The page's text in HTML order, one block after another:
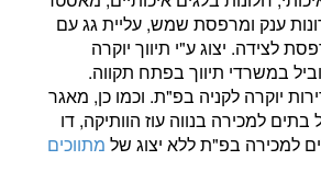
ענק ומרפסת שמש, עליית גג עם
לצידה. יצוג ע"י תיווך יוקרה
במשרדי תיווך בפתח תקווה.
יוקרה לקניה בפ"ת. וכמו כן, מאגר
למכירה בנווה עוז הוותיקה, דו
למכירה בפ"ת ללא יצוג של מתווכים